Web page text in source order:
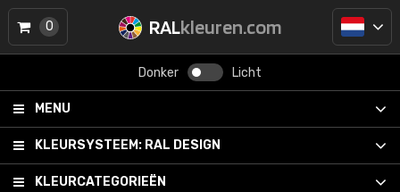
RALkleuren.com
Donker Licht
MENU
KLEURSYSTEEM: RAL DESIGN
KLEURCATEGORIEËN
0